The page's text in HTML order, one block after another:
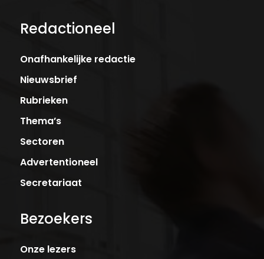
Redactioneel
Onafhankelijke redactie
Nieuwsbrief
Rubrieken
Thema’s
Sectoren
Advertentioneel
Secretariaat
Bezoekers
Onze lezers